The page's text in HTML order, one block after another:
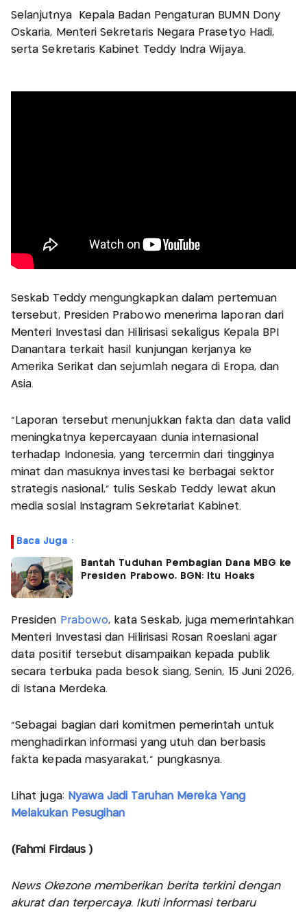
Selanjutnya Kepala Badan Pengaturan BUMN Dony
Oskaria, Menteri Sekretaris Negara Prasetyo Hadi,
serta Sekretaris Kabinet Teddy Indra Wijaya.
Seskab Teddy mengungkapkan dalam pertemuan
tersebut, Presiden Prabowo menerima laporan dari
Menteri Investasi dan Hilirisasi sekaligus Kepala BPI
Danantara terkait hasil kunjungan kerjanya ke
Amerika Serikat dan sejumlah negara di Eropa, dan
Asia.
"Laporan tersebut menunjukkan fakta dan data valid
meningkatnya kepercayaan dunia internasional
terhadap Indonesia, yang tercermin dari tingginya
minat dan masuknya investasi ke berbagai sektor
strategis nasional," tulis Seskab Teddy lewat akun
media sosial Instagram Sekretariat Kabinet.
Baca Juga :
Bantah Tuduhan Pembagian Dana MBG ke
Presiden Prabowo, BGN: Itu Hoaks
Presiden Prabowo, kata Seskab, juga memerintahkan
Menteri Investasi dan Hilirisasi Rosan Roeslani agar
data positif tersebut disampaikan kepada publik
secara terbuka pada besok siang, Senin, 15 Juni 2026,
di Istana Merdeka.
"Sebagai bagian dari komitmen pemerintah untuk
menghadirkan informasi yang utuh dan berbasis
fakta kepada masyarakat," pungkasnya.
Lihat juga: Nyawa Jadi Taruhan Mereka Yang
Melakukan Pesugihan
(Fahmi Firdaus )
News Okezone memberikan berita terkini dengan
akurat dan terpercaya. Ikuti informasi terbaru